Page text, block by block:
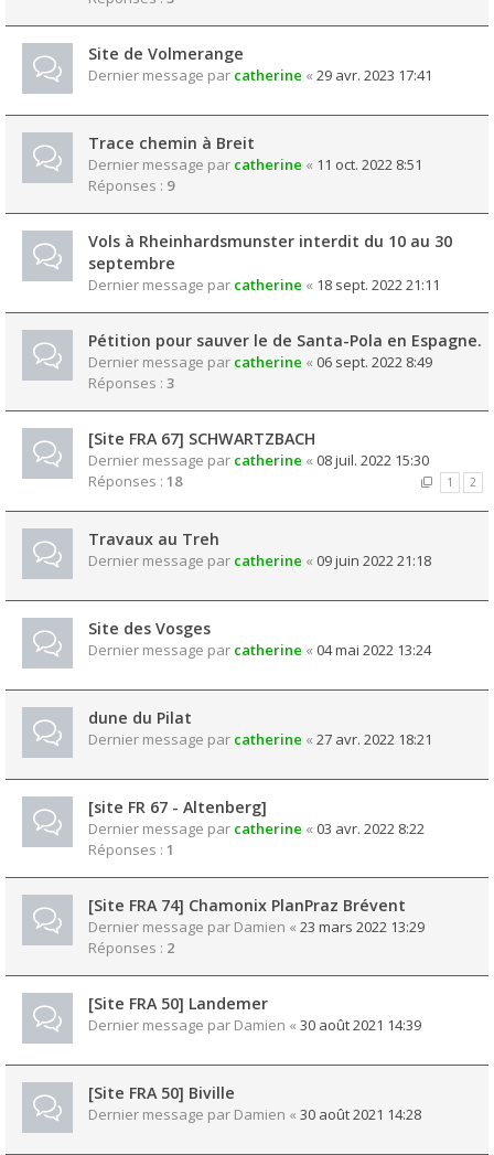
Site de Volmerange
Dernier message par catherine « 29 avr. 2023 17:41
Trace chemin à Breit
Dernier message par catherine « 11 oct. 2022 8:51
Réponses : 9
Vols à Rheinhardsmunster interdit du 10 au 30
septembre
Dernier message par catherine « 18 sept. 2022 21:11
Pétition pour sauver le de Santa-Pola en Espagne.
Dernier message par catherine « 06 sept. 2022 8:49
Réponses : 3
[Site FRA 67] SCHWARTZBACH
Dernier message par catherine « 08 juil. 2022 15:30
Réponses : 18 1 2
Travaux au Treh
Dernier message par catherine « 09 juin 2022 21:18
Site des Vosges
Dernier message par catherine « 04 mai 2022 13:24
dune du Pilat
Dernier message par catherine « 27 avr. 2022 18:21
[site FR 67 - Altenberg]
Dernier message par catherine « 03 avr. 2022 8:22
Réponses : 1
[Site FRA 74] Chamonix PlanPraz Brévent
Dernier message par Damien « 23 mars 2022 13:29
Réponses : 2
[Site FRA 50] Landemer
Dernier message par Damien « 30 août 2021 14:39
[Site FRA 50] Biville
Dernier message par Damien « 30 août 2021 14:28